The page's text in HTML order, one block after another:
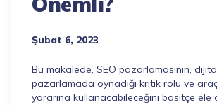
Şubat 6, 2023
Bu makalede, SEO pazarlamasının,
pazarlamada oynadığı kritik rolü ve
yararına kullanacabileceğini basitçe ele